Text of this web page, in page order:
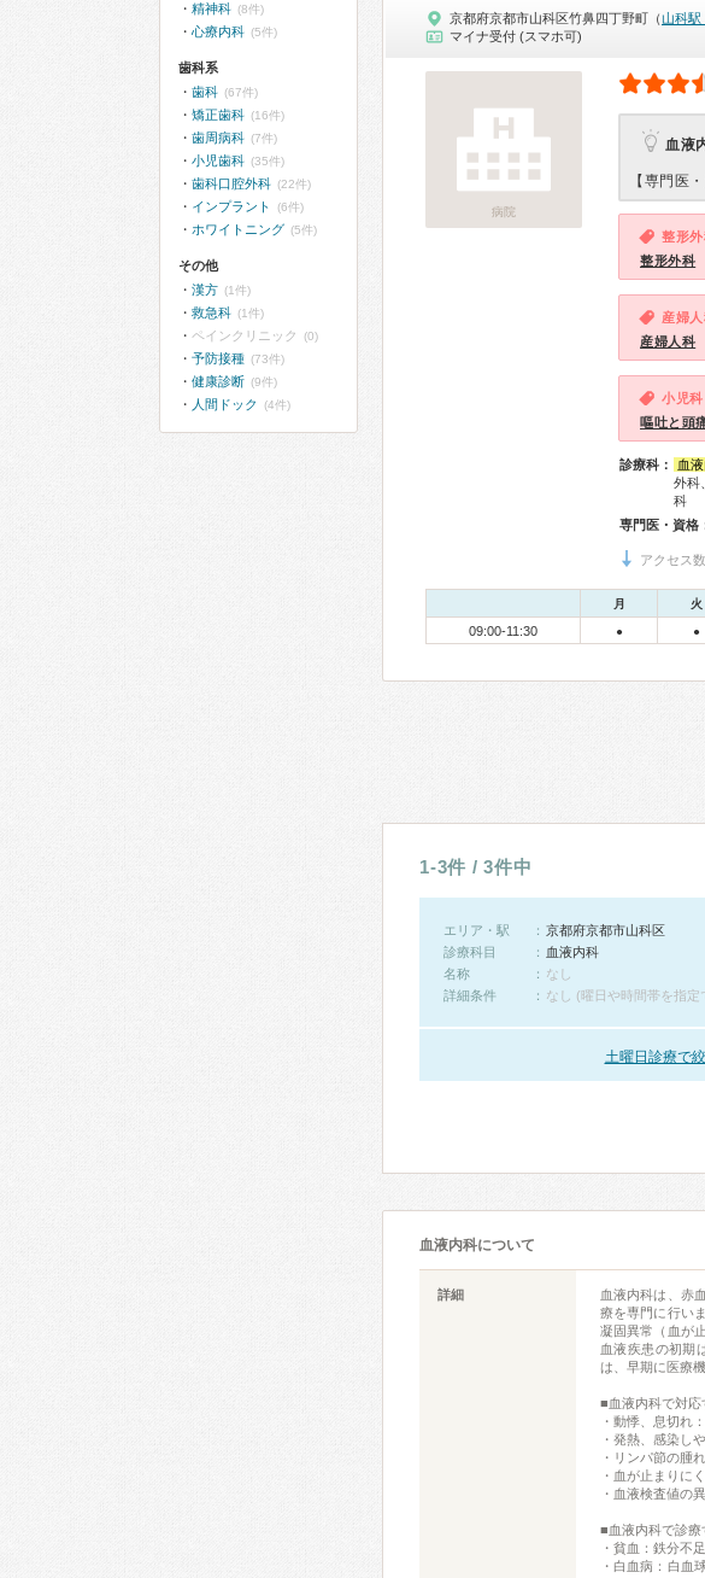
京都府京都市山科区竹鼻四丁野町（山科駅
マイナ受付 (スマホ可)
病院
血液
【専門医
整形
整形外科
産婦
産婦人科
小児
嘔吐と頭
診療科： 血
外科
科
専門医・資格
アクセス
月 火
09:00-11:30 ● ●
1-3件 / 3件中
エリア・駅
京都府京都市山科区
診療科目
血液内科
名称
なし
詳細条件
なし (曜日や時間帯を指定
土曜日診療で
血液内科について
詳細
血液内科は、赤
療を専門に行い
凝固異常（血が
血液疾患の初期
は、早期に医療
■血液内科で対応
・動悸、息切れ
・発熱、感染し
・リンパ節の腫
・血が止まりに
・血液検査値の
■血液内科で診療
・貧血：鉄分不
・白血病：白血
精神科 (8件)
心療内科 (5件)
歯科系
歯科 (67件)
矯正歯科 (16件)
歯周病科 (7件)
小児歯科 (35件)
歯科口腔外科 (22件)
インプラント (6件)
ホワイトニング (5件)
その他
漢方 (1件)
救急科 (1件)
ペインクリニック (0)
予防接種 (73件)
健康診断 (9件)
人間ドック (4件)